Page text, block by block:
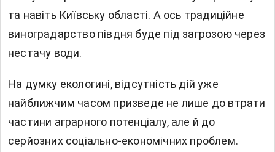
та навіть Київську області. А ось традиційне
виноградарство півдня буде під загрозою через
нестачу води.
На думку екологині, відсутність дій уже
найближчим часом призведе не лише до втрати
частини аграрного потенціалу, але й до
серйозних соціально-економічних проблем.